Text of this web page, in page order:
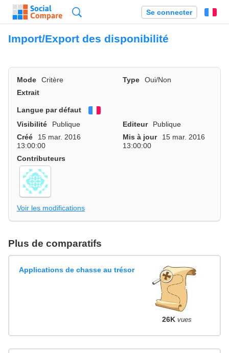
Se connecter
Import/Export des disponibilité
Mode Critère Type
Oui/Non
Extrait
Langue par défaut
Visibilité
Publique Editeur
Publique
Créé
15 mar. 2016
13:00:00
Mis à jour
15 mar. 2016
13:00:00
Contributeurs
Voir les modifications
Plus de comparatifs
Applications de chasse au trésor
26K vues